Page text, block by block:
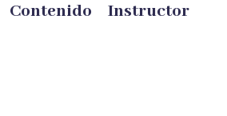
Contenido
Instructor